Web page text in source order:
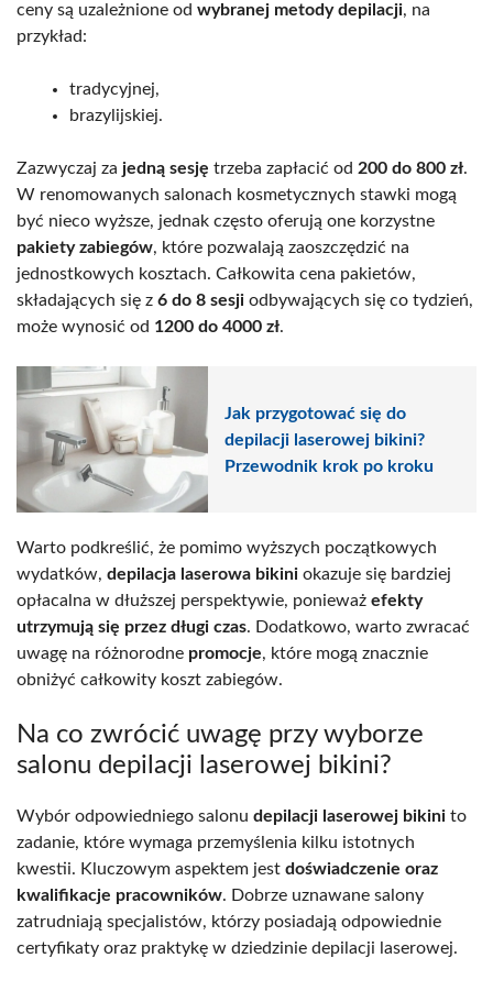
ceny są uzależnione od wybranej metody depilacji, na
przykład:
tradycyjnej,
brazylijskiej.
Zazwyczaj za jedną sesję trzeba zapłacić od 200 do 800 zł.
W renomowanych salonach kosmetycznych stawki mogą
być nieco wyższe, jednak często oferują one korzystne
pakiety zabiegów, które pozwalają zaoszczędzić na
jednostkowych kosztach. Całkowita cena pakietów,
składających się z 6 do 8 sesji odbywających się co tydzień,
może wynosić od 1200 do 4000 zł.
Jak przygotować się do
depilacji laserowej bikini?
Przewodnik krok po kroku
Warto podkreślić, że pomimo wyższych początkowych
wydatków, depilacja laserowa bikini okazuje się bardziej
opłacalna w dłuższej perspektywie, ponieważ efekty
utrzymują się przez długi czas. Dodatkowo, warto zwracać
uwagę na różnorodne promocje, które mogą znacznie
obniżyć całkowity koszt zabiegów.
Na co zwrócić uwagę przy wyborze
salonu depilacji laserowej bikini?
Wybór odpowiedniego salonu depilacji laserowej bikini to
zadanie, które wymaga przemyślenia kilku istotnych
kwestii. Kluczowym aspektem jest doświadczenie oraz
kwalifikacje pracowników. Dobrze uznawane salony
zatrudniają specjalistów, którzy posiadają odpowiednie
certyfikaty oraz praktykę w dziedzinie depilacji laserowej.